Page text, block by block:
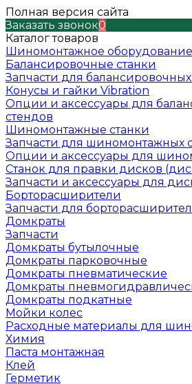
Полная версия сайта
Заказать звонок0
Каталог товаров
Шиномонтажное оборудование
Балансировочные станки
Запчасти для балансировочных
Конусы и гайки Vibration
Опции и аксессуары для
стендов
Шиномонтажные станки
Запчасти для шиномонтажных
Опции и аксессуары для
Станок для правки дисков
Запчасти и аксессуары для
Борторасширители
Запчасти для
Домкраты
Запчасти
Домкраты бутылочные
Домкраты парковочные
Домкраты пневматические
Домкраты
Домкраты подкатные
Мойки колес
Расходные материалы для
Химия
Паста монтажная
Клей
Герметик